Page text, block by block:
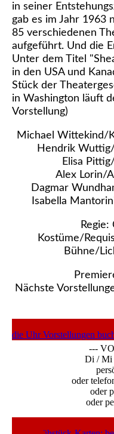
in seiner
gab es im Jahr 1963
85 verschiedenen
aufgeführt. Und die
Unter dem Titel
in den USA und
Stück der
in Washington läuft
Vorstellung)
Michael Wittekind/
Hendrik
Elisa
Alex Lorin/
Dagmar
Isabella
Kostüme/
Bühne/
Nächste
---- TICKETS
die Uhr Vorstellungen
---
Di / Mi
oder
oder
oder